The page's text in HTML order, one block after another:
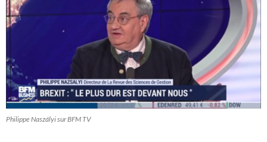
Philippe Naszályi sur BFM TV